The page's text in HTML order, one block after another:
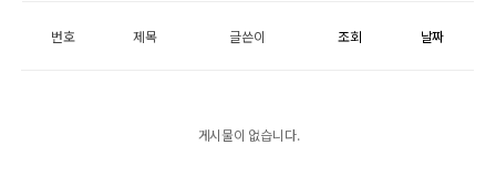
번호 제목 글쓴이 조회 날짜
게시물이 없습니다.